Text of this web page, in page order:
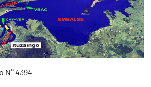
N° 4394